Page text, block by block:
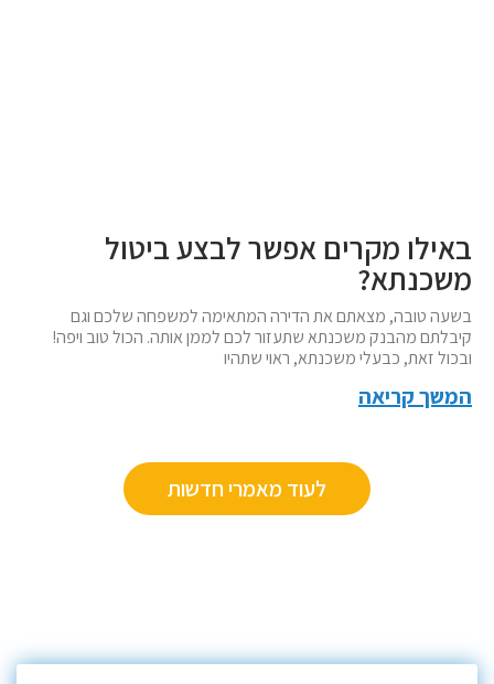
באילו מקרים אפשר לבצע ביטול
משכנתא?
בשעה טובה, מצאתם את הדירה המתאימה למשפחה שלכם וגם
קיבלתם מהבנק משכנתא שתעזור לכם לממן אותה. הכול טוב ויפה!
ובכול זאת, כבעלי משכנתא, ראוי שתהיו
המשך קריאה
לעוד מאמרי חדשות